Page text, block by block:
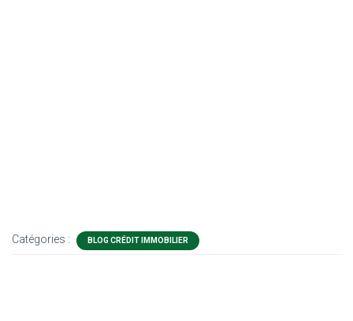
Catégories : BLOG CRÉDIT IMMOBILIER